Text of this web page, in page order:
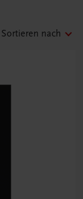
Sortieren nach